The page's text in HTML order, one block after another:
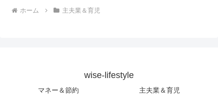
ホーム 主夫業＆育児
wise-lifestyle
マネー＆節約
主夫業＆育児